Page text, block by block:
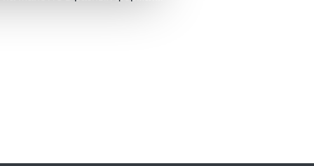
наименованиями; под своим